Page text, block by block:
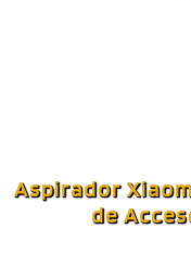
Aspirador
de